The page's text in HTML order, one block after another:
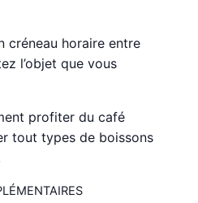
créneau horaire entre
l’objet que vous
profiter du café
tout types de boissons